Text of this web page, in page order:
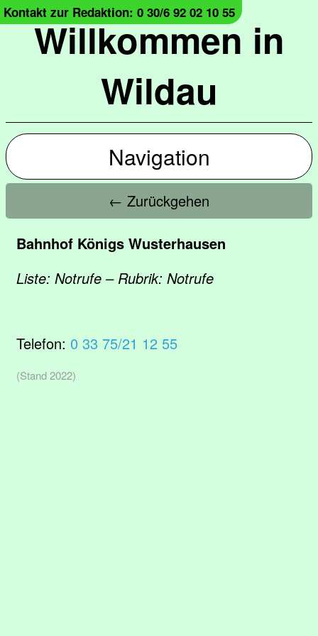
Willkommen in
Wildau
Kontakt zur Redaktion: 0 30/6 92 02 10 55
Navigation
← Zurückgehen
Bahnhof Königs Wusterhausen
Liste: Notrufe – Rubrik: Notrufe
Telefon: 0 33 75/21 12 55
(Stand 2022)